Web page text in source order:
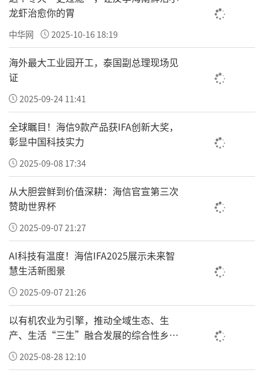
胡志明市医疗器械协会主席许富允在致辞中表
示，越南医疗健康产业正处于快速发展阶段，本地
民众对先进诊疗技术和优质医疗服务的需求日益增
长。中国在医疗器械、智能诊疗、医院管理等领域
积累了丰富经验，双方合作空间广阔。期待以本次
活动为契机，推动越南医疗机构与中国优秀医疗企
业深度对接，引进先进技术与设备，助力越南医疗
服务能力提升。
龙虾治愈你的胃
中华网 2025-10-16 18:19
海外最大工业园开工，泰国副总理现场见
证
2025-09-24 11:41
全球瞩目！海信9款产品获IFA创新大奖，
彰显中国科技实力
2025-09-08 17:34
从大胆尝鲜到价值深耕：海信官宣第三次
赞助世界杯
2025-09-07 21:27
AI科技有温度！海信IFA2025展示未来智
慧生活新图景
2025-09-07 21:26
以有机农业为引擎，推动全域生态、生
产、生活“三生”融合发展的综合性乡村
振兴“车河”
2025-08-28 12:10